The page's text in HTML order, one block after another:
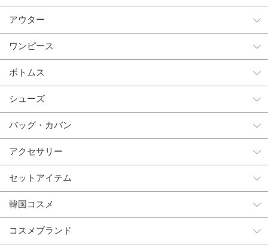
アウター
ワンピース
ボトムス
シューズ
バッグ・カバン
アクセサリー
セットアイテム
韓国コスメ
コスメブランド